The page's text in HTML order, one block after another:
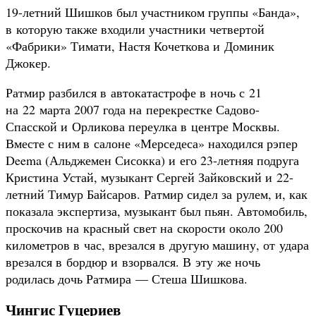
19-летний Шишков был участником группы «Банда»,
в которую также входили участники четвертой
«Фабрики» Тимати, Настя Кочеткова и Доминик
Джокер.
Ратмир разбился в автокатастрофе в ночь с 21
на 22 марта 2007 года на перекрестке Садово-
Спасской и Орликова переулка в центре Москвы.
Вместе с ним в салоне «Мерседеса» находился рэпер
Deema (Альджемен Сисокка) и его 23-летняя подруга
Кристина Устай, музыкант Сергей Зайковский и 22-
летний Тимур Байсаров. Ратмир сидел за рулем, и, как
показала экспертиза, музыкант был пьян. Автомобиль,
проскочив на красный свет на скорости около 200
километров в час, врезался в другую машину, от удара
врезался в бордюр и взорвался. В эту же ночь
родилась дочь Ратмира — Стеша Шишкова.
Чингис Гуцериев